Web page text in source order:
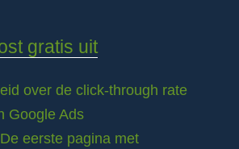
gratis uit
over de click-through rate
Google Ads
eerste pagina met